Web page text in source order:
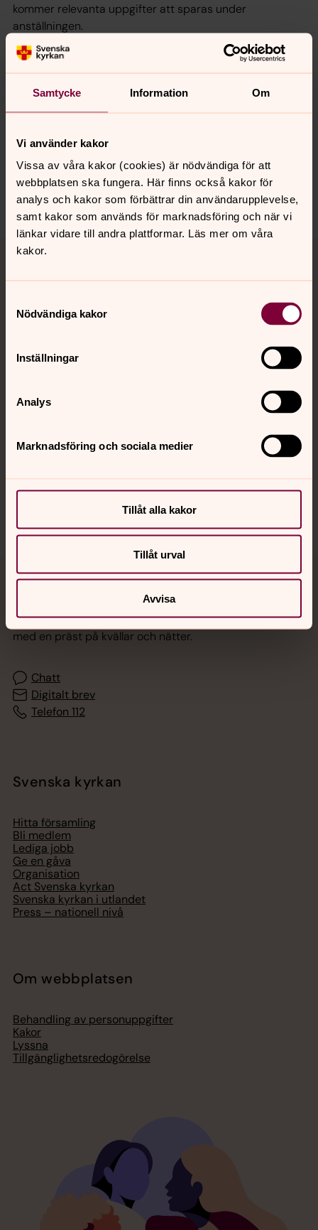
Samtycke Information Om
Vi använder kakor
Vissa av våra kakor (cookies) är nödvändiga för att
webbplatsen ska fungera. Här finns också kakor för
analys och kakor som förbättrar din användarupplevelse,
samt kakor som används för marknadsföring och när vi
länkar vidare till andra plattformar. Läs mer om våra
kakor.
Nödvändiga kakor
Inställningar
Analys
Marknadsföring och sociala medier
Tillåt alla kakor
Tillåt urval
Avvisa
kommer relevanta uppgifter att sparas under
anställningen.
Senast ändrad 21 maj 2018
Synpunkter eller frågor på sidans
johannes.forsamling.sthlm@svenskakyrkan.se
Dela
Tillbaka till toppen
Tillbaka till innehållet
Kontakt
Kalender
Sociala kanaler
Akut samtals- och krisstöd. Prata eller chatta anonymt
med en präst på kvällar och nätter.
Chatt
Digitalt brev
Telefon 112
Svenska kyrkan
Hitta församling
Bli medlem
Lediga jobb
Ge en gåva
Organisation
Act Svenska kyrkan
Svenska kyrkan i utlandet
Press – nationell nivå
Om webbplatsen
Behandling av personuppgifter
Kakor
Lyssna
Tillgänglighetsredogörelse